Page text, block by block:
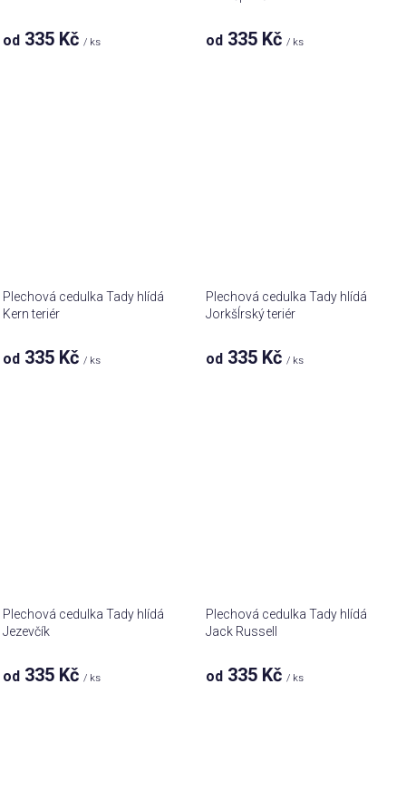
od 335 Kč/ ks od 335 Kč/ ks
Plechová cedulka Tady hlídá
Kern teriér
od 335 Kč / ks
Plechová cedulka Tady hlídá
JorkšÍrský teriér
od 335 Kč / ks
Plechová cedulka Tady hlídá
Jezevčík
od 335 Kč/ ks
Plechová cedulka Tady hlídá
Jack Russell
od 335 Kč/ ks